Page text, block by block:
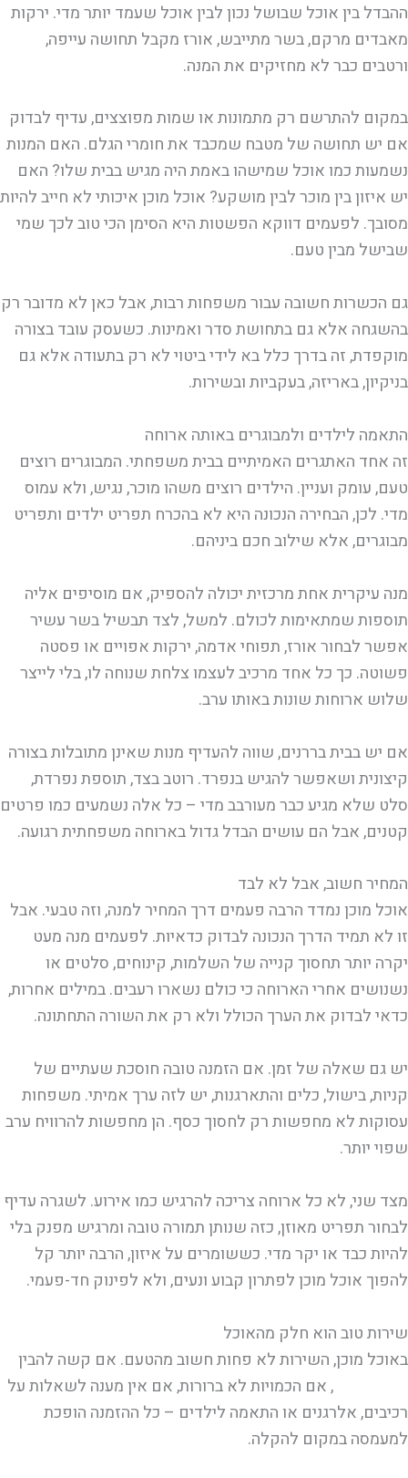
ההבדל בין אוכל שבושל נכון לבין אוכל שעמד יותר מדי. ירקות
מאבדים מרקם, בשר מתייבש, אורז מקבל תחושה עייפה,
ורטבים כבר לא מחזיקים את המנה.
במקום להתרשם רק מתמונות או שמות מפוצצים, עדיף לבדוק
אם יש תחושה של מטבח שמכבד את חומרי הגלם. האם המנות
נשמעות כמו אוכל שמישהו באמת היה מגיש בבית שלו? האם
יש איזון בין מוכר לבין מושקע? אוכל מוכן איכותי לא חייב להיות
מסובך. לפעמים דווקא הפשטות היא הסימן הכי טוב לכך שמי
שבישל מבין טעם.
גם הכשרות חשובה עבור משפחות רבות, אבל כאן לא מדובר רק
בהשגחה אלא גם בתחושת סדר ואמינות. כשעסק עובד בצורה
מוקפדת, זה בדרך כלל בא לידי ביטוי לא רק בתעודה אלא גם
בניקיון, באריזה, בעקביות ובשירות.
התאמה לילדים ולמבוגרים באותה ארוחה
זה אחד האתגרים האמיתיים בבית משפחתי. המבוגרים רוצים
טעם, עומק ועניין. הילדים רוצים משהו מוכר, נגיש, ולא עמוס
מדי. לכן, הבחירה הנכונה היא לא בהכרח תפריט ילדים ותפריט
מבוגרים, אלא שילוב חכם ביניהם.
מנה עיקרית אחת מרכזית יכולה להספיק, אם מוסיפים אליה
תוספות שמתאימות לכולם. למשל, לצד תבשיל בשר עשיר
אפשר לבחור אורז, תפוחי אדמה, ירקות אפויים או פסטה
פשוטה. כך כל אחד מרכיב לעצמו צלחת שנוחה לו, בלי לייצר
שלוש ארוחות שונות באותו ערב.
אם יש בבית בררנים, שווה להעדיף מנות שאינן מתובלות בצורה
קיצונית ושאפשר להגיש בנפרד. רוטב בצד, תוספת נפרדת,
סלט שלא מגיע כבר מעורבב מדי – כל אלה נשמעים כמו פרטים
קטנים, אבל הם עושים הבדל גדול בארוחה משפחתית רגועה.
המחיר חשוב, אבל לא לבד
אוכל מוכן נמדד הרבה פעמים דרך המחיר למנה, וזה טבעי. אבל
זו לא תמיד הדרך הנכונה לבדוק כדאיות. לפעמים מנה מעט
יקרה יותר תחסוך קנייה של השלמות, קינוחים, סלטים או
נשנושים אחרי הארוחה כי כולם נשארו רעבים. במילים אחרות,
כדאי לבדוק את הערך הכולל ולא רק את השורה התחתונה.
יש גם שאלה של זמן. אם הזמנה טובה חוסכת שעתיים של
קניות, בישול, כלים והתארגנות, יש לזה ערך אמיתי. משפחות
עסוקות לא מחפשות רק לחסוך כסף. הן מחפשות להרוויח ערב
שפוי יותר.
מצד שני, לא כל ארוחה צריכה להרגיש כמו אירוע. לשגרה עדיף
לבחור תפריט מאוזן, כזה שנותן תמורה טובה ומרגיש מפנק בלי
להיות כבד או יקר מדי. כששומרים על איזון, הרבה יותר קל
להפוך אוכל מוכן לפתרון קבוע ונעים, ולא לפינוק חד-פעמי.
שירות טוב הוא חלק מהאוכל
באוכל מוכן, השירות לא פחות חשוב מהטעם. אם קשה להבין
, אם הכמויות לא ברורות, אם אין מענה לשאלות על
רכיבים, אלרגנים או התאמה לילדים – כל ההזמנה הופכת
למעמסה במקום להקלה.